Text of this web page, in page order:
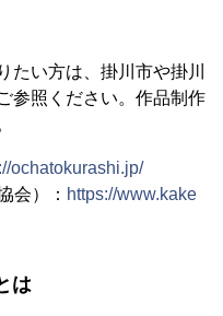
たい方は、掛川市や掛川
参照ください。作品制作
ochatokurashi.jp/
会）： https://www.kake
は